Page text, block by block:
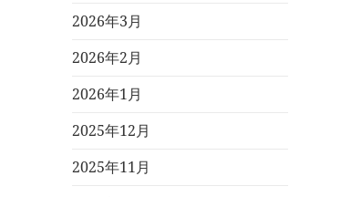
2026年3月
2026年2月
2026年1月
2025年12月
2025年11月